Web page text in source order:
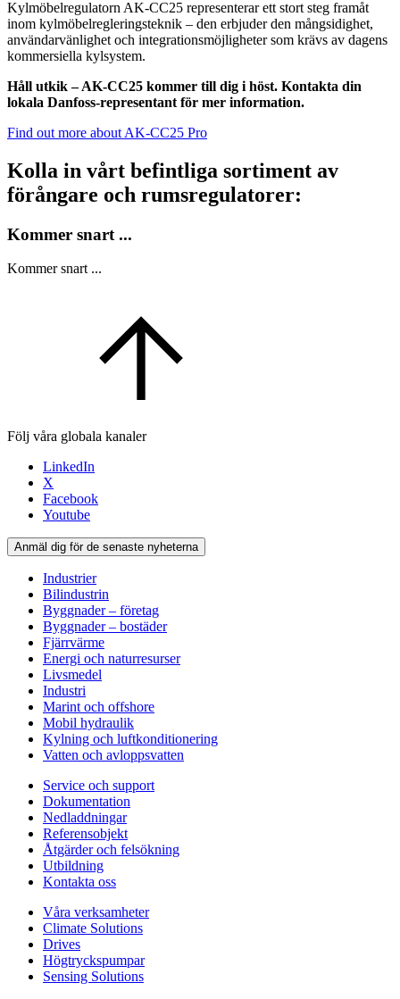
Kylmöbelregulatorn AK-CC25 representerar ett stort steg framåt
inom kylmöbelregleringsteknik – den erbjuder den mångsidighet,
användarvänlighet och integrationsmöjligheter som krävs av dagens
kommersiella kylsystem.
Håll utkik – AK-CC25 kommer till dig i höst. Kontakta din
lokala Danfoss-representant för mer information.
Find out more about AK-CC25 Pro
Kolla in vårt befintliga sortiment av
förångare och rumsregulatorer:
Kommer snart ...
Kommer snart ...
Följ våra globala kanaler
LinkedIn
X
Facebook
Youtube
Anmäl dig för de senaste nyheterna
Industrier
Bilindustrin
Byggnader – företag
Byggnader – bostäder
Fjärrvärme
Energi och naturresurser
Livsmedel
Industri
Marint och offshore
Mobil hydraulik
Kylning och luftkonditionering
Vatten och avloppsvatten
Service och support
Dokumentation
Nedladdningar
Referensobjekt
Åtgärder och felsökning
Utbildning
Kontakta oss
Våra verksamheter
Climate Solutions
Drives
Högtryckspumpar
Sensing Solutions